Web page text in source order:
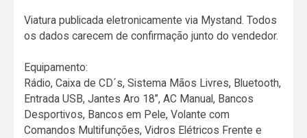
Viatura publicada eletronicamente via Mystand. Todos
os dados carecem de confirmação junto do vendedor.
Equipamento:
Rádio, Caixa de CD´s, Sistema Mãos Livres, Bluetooth,
Entrada USB, Jantes Aro 18”, AC Manual, Bancos
Desportivos, Bancos em Pele, Volante com
Comandos Multifunções, Vidros Elétricos Frente e